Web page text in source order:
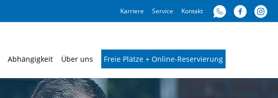
Karriere Service Kontakt
Abhängigkeit Über uns Freie Plätze + Online-Reservierung